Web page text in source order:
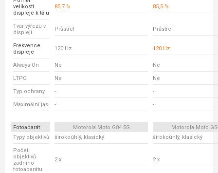
velikosti
displeje k tělu
85,7 % 85,5 %
Tvar výřezu v
displeji
Průstřel Průstřel
Frekvence
displeje
120 Hz 120 Hz
Always On Ne Ne
LTPO Ne Ne
Typ ochrany - -
Maximální jas - -
Fotoaparát Motorola Moto G84 5G
Motorola Moto
Typy objektivů
širokoúhlý, klasický širokoúhlý, klasický
Počet
objektivů
zadního
fotoaparátu
2 x 2 x